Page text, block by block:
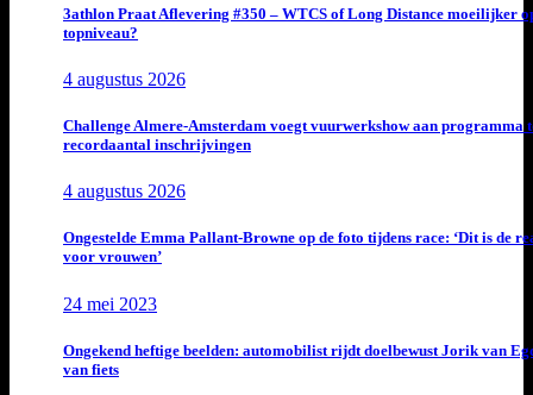
3athlon Praat Aflevering #350 – WTCS of Long Distance moeilijker
topniveau?
4 augustus 2026
Challenge Almere-Amsterdam voegt vuurwerkshow aan programma
recordaantal inschrijvingen
4 augustus 2026
Ongestelde Emma Pallant-Browne op de foto tijdens race: ‘Dit is de
voor vrouwen’
24 mei 2023
Ongekend heftige beelden: automobilist rijdt doelbewust Jorik van
van fiets